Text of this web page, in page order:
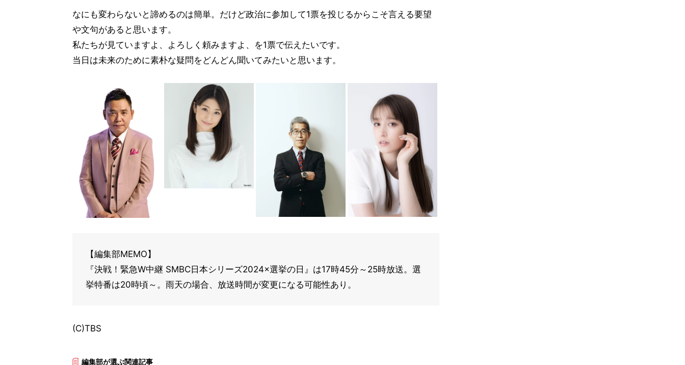
なにも変わらないと諦めるのは簡単。だけど政治に参加して1票を投じるからこそ言える要望
や文句があると思います。
私たちが見ていますよ、よろしく頼みますよ、を1票で伝えたいです。
当日は未来のために素朴な疑問をどんどん聞いてみたいと思います。
【編集部MEMO】
『決戦！緊急W中継 SMBC日本シリーズ2024×選挙の日』は17時45分～25時放送。選
挙特番は20時頃～。雨天の場合、放送時間が変更になる可能性あり。
(C)TBS
編集部が選ぶ関連記事